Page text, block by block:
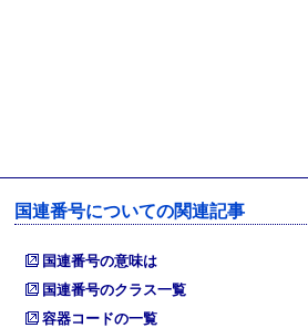
国連番号についての関連記事
国連番号の意味は
国連番号のクラス一覧
容器コードの一覧